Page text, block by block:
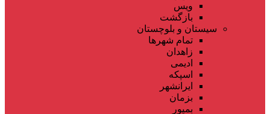
ویس
بازگشت
سیستان و بلوچستان
تمام شهر‌ها
زاهدان
ادیمی
اسپکه
ایرانشهر
بزمان
بمپور